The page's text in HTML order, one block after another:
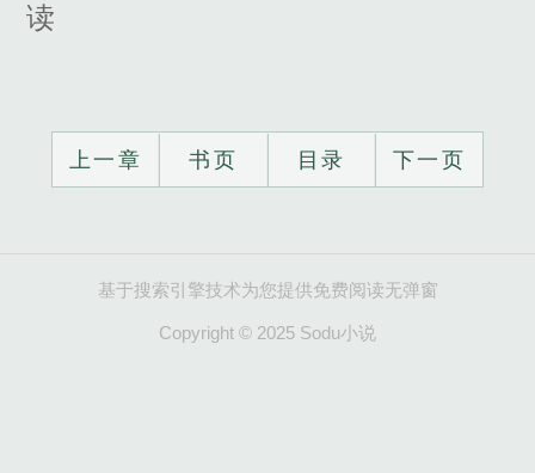
读
上一章 书页 目录 下一页
基于搜索引擎技术为您提供免费阅读无弹窗
Copyright © 2025 Sodu小说